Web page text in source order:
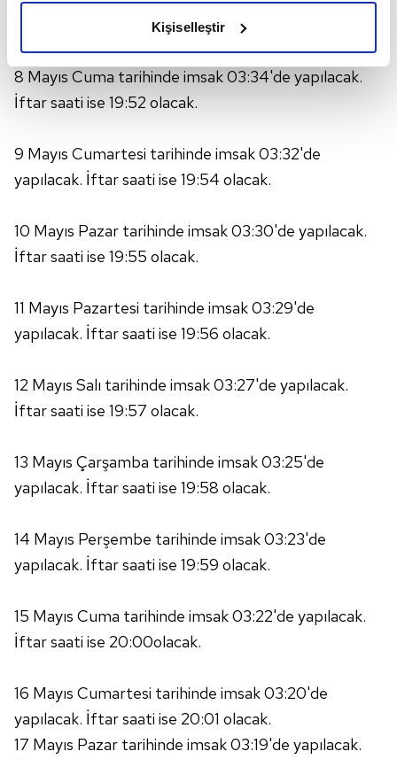
elimizden gelen çabayı gösterdiğimizi ve bu noktada,
kalemimiz olduğunu sizlere hatırlatmak isteriz.
takdirde, kullanıcılara hedefli reklamlar
gösterilmeyecektir."
Sitemizde kendimize ve üçüncü kişilere ait çerezler
kullanılmaktadır. Bu çerezler vasıtasıyla çeşitli kişisel
kullanılmaktadır. Diğer çerezler, sitemizin daha işlevsel
kılınması ve kişiselleştirilmesi ve sizlere yönelik
sınırlı olarak açık rızanız dahilinde kullanılacaktır.
Çerezlere ilişkin tercihlerinizi aşağıda yer alan panel
için Ayarlar butonuna tıklayabilir,Çerez Bilgilendirme
Metnimizi ziyaret edebilirsiniz.
hazırlanmış Aydınlatma Metnimizi okumak ve sitemizde
ilgili mevzuata uygun olarak kullanılan çerezlerle ilgili bilgi
Kişiselleştir
yapılacak. İftar saati ise 19:51 olacak.
8 Mayıs Cuma tarihinde imsak 03:34'de yapılacak.
İftar saati ise 19:52 olacak.
9 Mayıs Cumartesi tarihinde imsak 03:32'de
yapılacak. İftar saati ise 19:54 olacak.
10 Mayıs Pazar tarihinde imsak 03:30'de yapılacak.
İftar saati ise 19:55 olacak.
11 Mayıs Pazartesi tarihinde imsak 03:29'de
yapılacak. İftar saati ise 19:56 olacak.
12 Mayıs Salı tarihinde imsak 03:27'de yapılacak.
İftar saati ise 19:57 olacak.
13 Mayıs Çarşamba tarihinde imsak 03:25'de
yapılacak. İftar saati ise 19:58 olacak.
14 Mayıs Perşembe tarihinde imsak 03:23'de
yapılacak. İftar saati ise 19:59 olacak.
15 Mayıs Cuma tarihinde imsak 03:22'de yapılacak.
İftar saati ise 20:00olacak.
16 Mayıs Cumartesi tarihinde imsak 03:20'de
yapılacak. İftar saati ise 20:01 olacak.
17 Mayıs Pazar tarihinde imsak 03:19'de yapılacak.